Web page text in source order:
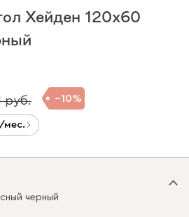
Хейден 120x60
10
/мес.
черный